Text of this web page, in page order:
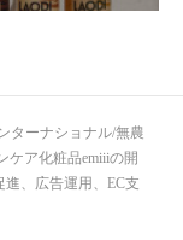
ターナショナル/無農
ケア化粧品emiiiの開
、広告運用、EC支